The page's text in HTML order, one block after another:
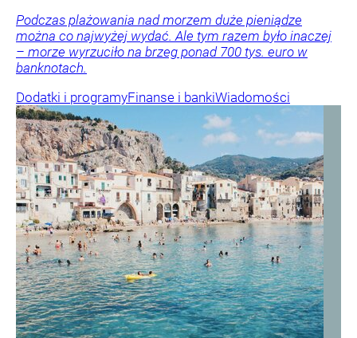
Podczas plażowania nad morzem duże pieniądze
można co najwyżej wydać. Ale tym razem było inaczej
– morze wyrzuciło na brzeg ponad 700 tys. euro w
banknotach.
Dodatki i programyFinanse i bankiWiadomości